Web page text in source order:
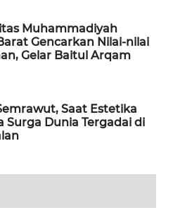
Muhammadiyah
Gencarkan Nilai-nilai
Gelar Baitul Arqam
Saat Estetika
Surga Dunia Tergadai di